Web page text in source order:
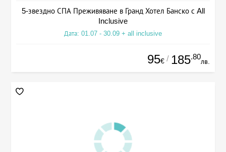
5-звездно СПА Преживяване в Гранд Хотел Банско с All
Inclusive
Дата: 01.07 - 30.09 + all inclusive
95€ / 185.80
лв.